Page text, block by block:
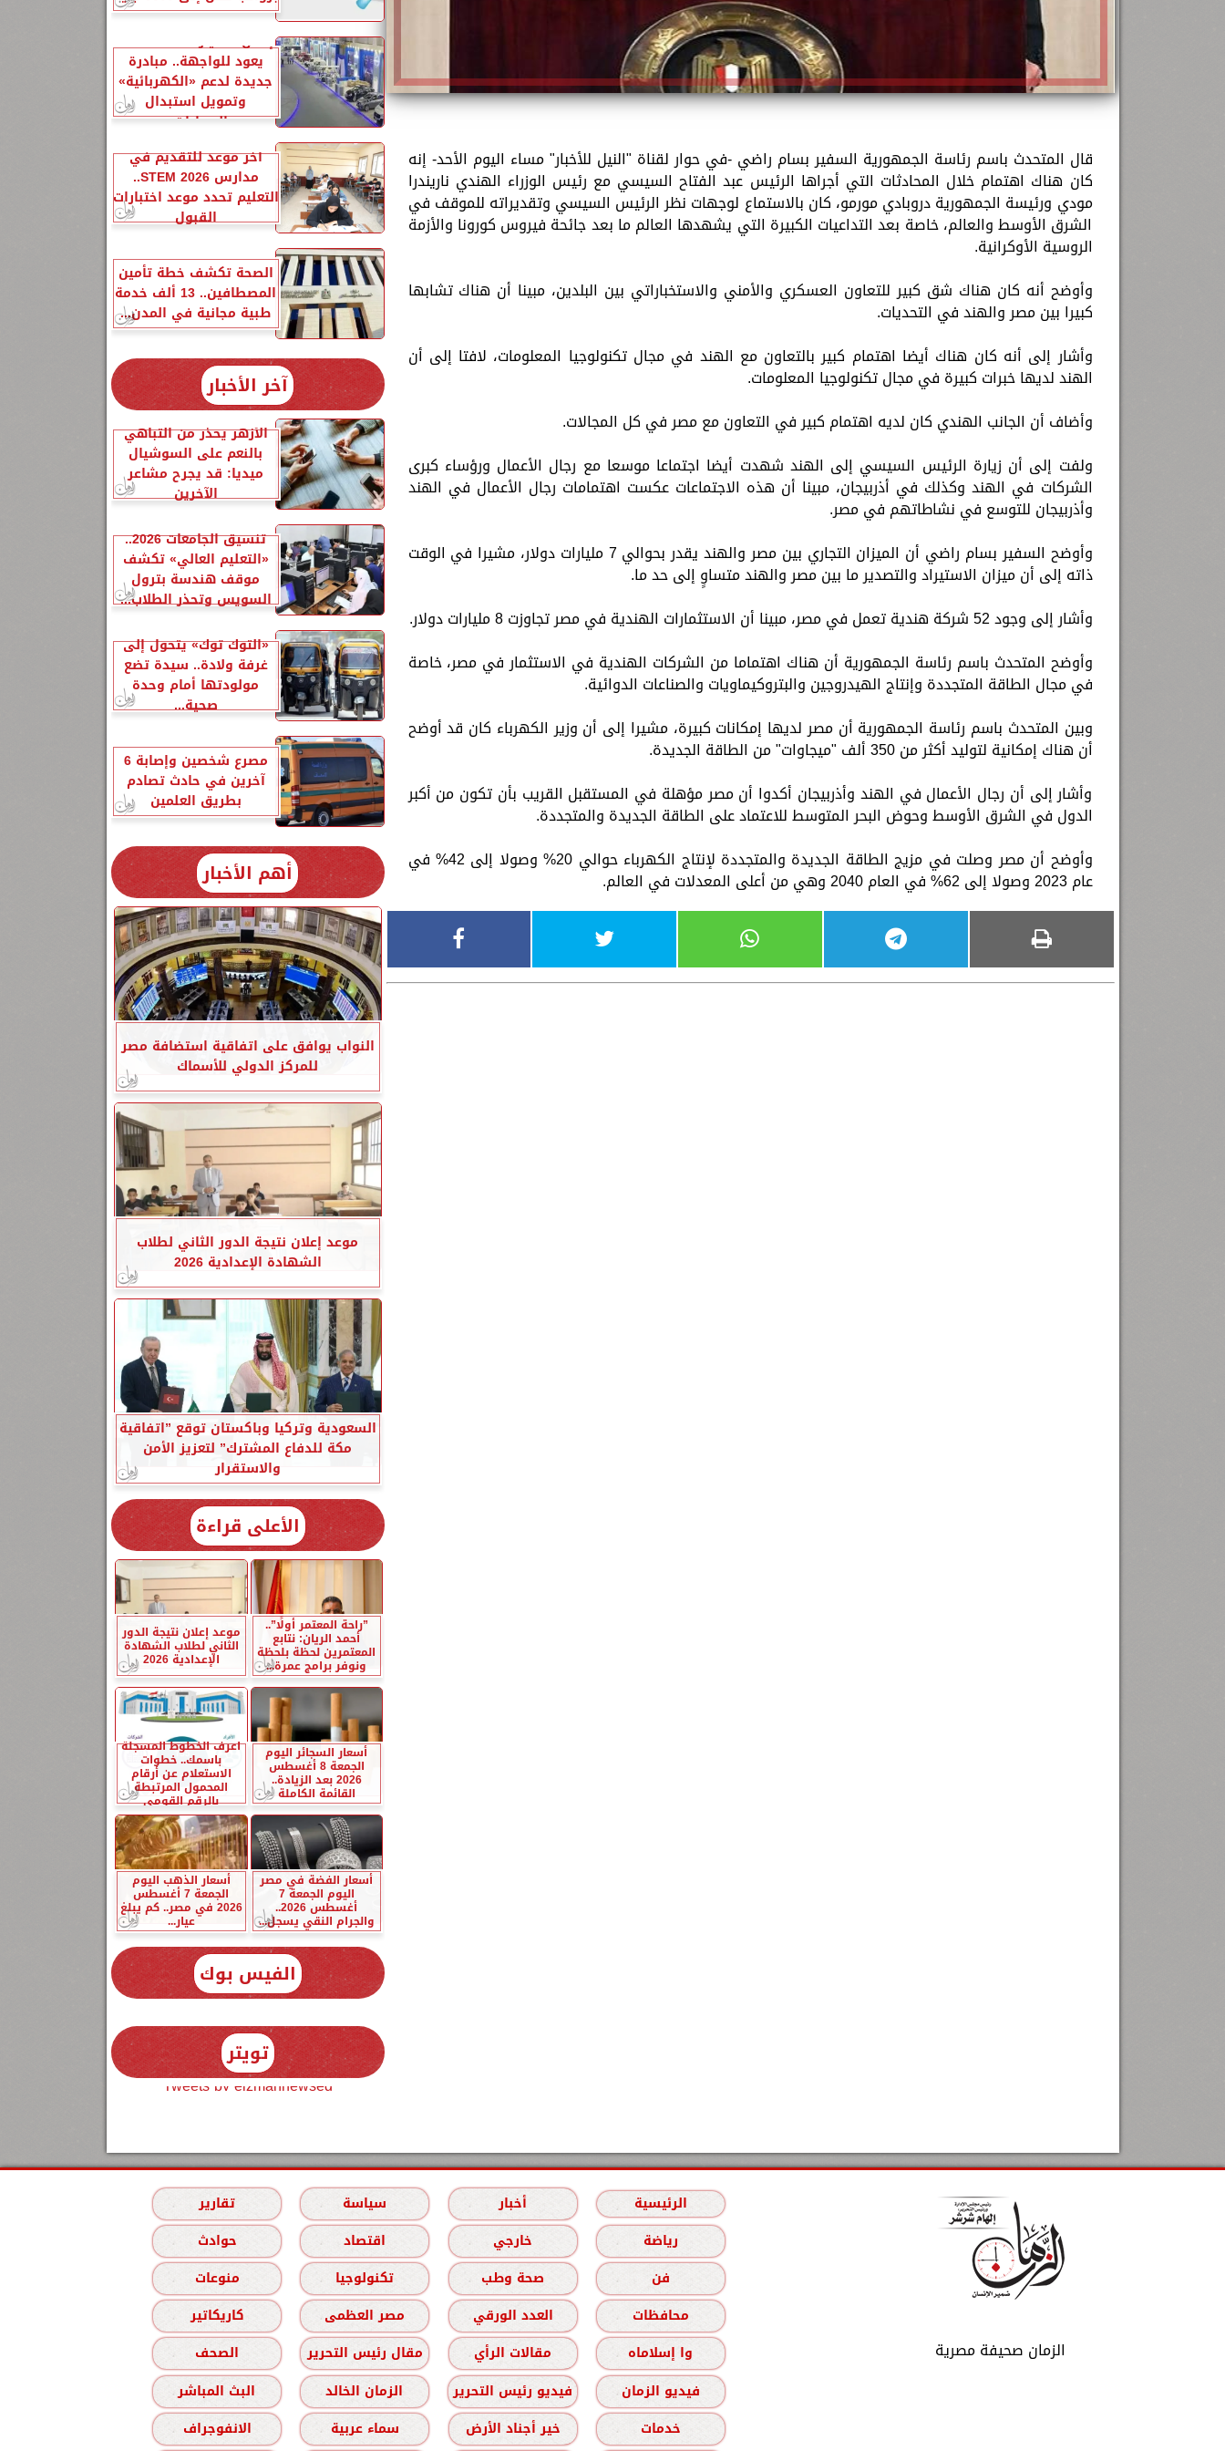
قال المتحدث باسم رئاسة الجمهورية السفير بسام راضي -في حوار لقناة "النيل للأخبار" مساء اليوم الأحد- إنه
كان هناك اهتمام خلال المحادثات التي أجراها الرئيس عبد الفتاح السيسي مع رئيس الوزراء الهندي ناريندرا
مودي ورئيسة الجمهورية دروبادي مورمو، كان بالاستماع لوجهات نظر الرئيس السيسي وتقديراته للموقف في
الشرق الأوسط والعالم، خاصة بعد التداعيات الكبيرة التي يشهدها العالم ما بعد جائحة فيروس كورونا والأزمة
الروسية الأوكرانية.
وأوضح أنه كان هناك شق كبير للتعاون العسكري والأمني والاستخباراتي بين البلدين، مبينا أن هناك تشابها
كبيرا بين مصر والهند في التحديات.
وأشار إلى أنه كان هناك أيضا اهتمام كبير بالتعاون مع الهند في مجال تكنولوجيا المعلومات، لافتا إلى أن
الهند لديها خبرات كبيرة في مجال تكنولوجيا المعلومات.
وأضاف أن الجانب الهندي كان لديه اهتمام كبير في التعاون مع مصر في كل المجالات.
ولفت إلى أن زيارة الرئيس السيسي إلى الهند شهدت أيضا اجتماعا موسعا مع رجال الأعمال ورؤساء كبرى
الشركات في الهند وكذلك في أذربيجان، مبينا أن هذه الاجتماعات عكست اهتمامات رجال الأعمال في الهند
وأذربيجان للتوسع في نشاطاتهم في مصر.
وأوضح السفير بسام راضي أن الميزان التجاري بين مصر والهند يقدر بحوالي 7 مليارات دولار، مشيرا في الوقت
ذاته إلى أن ميزان الاستيراد والتصدير ما بين مصر والهند متساوٍ إلى حد ما.
وأشار إلى وجود 52 شركة هندية تعمل في مصر، مبينا أن الاستثمارات الهندية في مصر تجاوزت 8 مليارات دولار.
وأوضح المتحدث باسم رئاسة الجمهورية أن هناك اهتماما من الشركات الهندية في الاستثمار في مصر، خاصة
في مجال الطاقة المتجددة وإنتاج الهيدروجين والبتروكيماويات والصناعات الدوائية.
وبين المتحدث باسم رئاسة الجمهورية أن مصر لديها إمكانات كبيرة، مشيرا إلى أن وزير الكهرباء كان قد أوضح
أن هناك إمكانية لتوليد أكثر من 350 ألف "ميجاوات" من الطاقة الجديدة.
وأشار إلى أن رجال الأعمال في الهند وأذربيجان أكدوا أن مصر مؤهلة في المستقبل القريب بأن تكون من أكبر
الدول في الشرق الأوسط وحوض البحر المتوسط للاعتماد على الطاقة الجديدة والمتجددة.
وأوضح أن مصر وصلت في مزيج الطاقة الجديدة والمتجددة لإنتاج الكهرباء حوالي 20% وصولا إلى 42% في
عام 2023 وصولا إلى 62% في العام 2040 وهي من أعلى المعدلات في العالم.
إحلال السيارات المتهالكة
يعود للواجهة.. مبادرة
جديدة لدعم «الكهربائية»
وتمويل استبدال
السيارات...
آخر موعد للتقديم في
مدارس STEM 2026..
التعليم تحدد موعد اختبارات
القبول
الصحة تكشف خطة تأمين
المصطافين.. 13 ألف خدمة
طبية مجانية في المدن...
آخر الأخبار
الأزهر يحذر من التباهي
بالنعم على السوشيال
ميديا: قد يجرح مشاعر
الآخرين
تنسيق الجامعات 2026..
«التعليم العالي» تكشف
موقف هندسة بترول
السويس وتحذر الطلاب...
«التوك توك» يتحول إلى
غرفة ولادة.. سيدة تضع
مولودتها أمام وحدة
صحية...
مصرع شخصين وإصابة 6
آخرين في حادث تصادم
بطريق العلمين
أهم الأخبار
النواب يوافق على اتفاقية استضافة مصر
للمركز الدولي للأسماك
موعد إعلان نتيجة الدور الثاني لطلاب
الشهادة الإعدادية 2026
السعودية وتركيا وباكستان توقع ”اتفاقية
مكة للدفاع المشترك” لتعزيز الأمن
والاستقرار
الأعلى قراءة
”راحة المعتمر أولًا”..
أحمد الريان: نتابع
المعتمرين لحظة بلحظة
ونوفر برامج عمرة...
موعد إعلان نتيجة الدور
الثاني لطلاب الشهادة
الإعدادية 2026
أسعار السجائر اليوم
الجمعة 8 أغسطس
2026 بعد الزيادة..
القائمة الكاملة
اعرف الخطوط المسجلة
باسمك.. خطوات
الاستعلام عن أرقام
المحمول المرتبطة
بالرقم القومي
أسعار الفضة في مصر
اليوم الجمعة 7
أغسطس 2026..
والجرام النقي يسجل...
أسعار الذهب اليوم
الجمعة 7 أغسطس
2026 في مصر.. كم يبلغ
عيار...
الفيس بوك
تويتر
Tweets by elzmannewseg
الزمان صحيفة مصرية
الرئيسية أخبار سياسة
تقارير
رياضة
خارجي اقتصاد
حوادث
فن
صحة وطب تكنولوجيا
منوعات
محافظات
العدد الورقي مصر العظمى
كاريكاتير
وا إسلاماه
مقالات الرأي مقال رئيس التحرير
الصحف
فيديو الزمان
فيديو رئيس التحرير الزمان الخالد
البث المباشر
خدمات
خير أجناد الأرض سماء عربية الانفوجراف